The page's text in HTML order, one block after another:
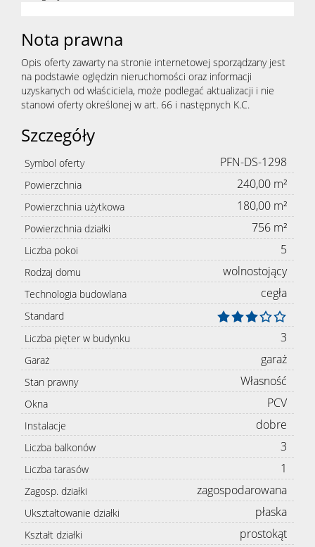
Nota prawna
Opis oferty zawarty na stronie internetowej sporządzany jest
na podstawie oględzin nieruchomości oraz informacji
uzyskanych od właściciela, może podlegać aktualizacji i nie
stanowi oferty określonej w art. 66 i następnych K.C.
Szczegóły
Symbol oferty PFN-DS-1298
Powierzchnia 240,00 m²
Powierzchnia użytkowa 180,00 m²
Powierzchnia działki 756 m²
Liczba pokoi 5
Rodzaj domu wolnostojący
Technologia budowlana cegła
Standard
Liczba pięter w budynku
3
Garaż garaż
Stan prawny Własność
Okna PCV
Instalacje dobre
Liczba balkonów 3
Liczba tarasów 1
Zagosp. działki zagospodarowana
Ukształtowanie działki płaska
Kształt działki prostokąt